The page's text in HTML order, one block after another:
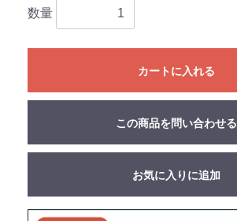
数量
カートに入れる
この商品を問い合わせる
お気に入りに追加